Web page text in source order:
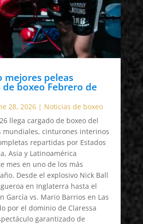
mejores peleas
boxeo Febrero de
28, 2026| Noticias de boxeo
llega cargado de boxeo del
mundiales, cinturones interinos
repartidas por Estados
Asia y Latinoamérica
mes en uno de los más
Desde el explosivo Nick Ball
en Inglaterra hasta el
García vs. Mario Barrios en Las
por el dominio de Claressa
garantizado de